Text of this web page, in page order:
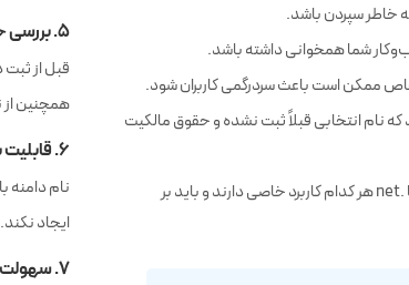
خاطر سپردن باشد.
شما همخوانی داشته باشد.
خاص ممکن است باعث سردرگمی کاربران شود.
نام انتخابی قبلاً ثبت نشده و حقوق مالکیت
پسوندهای رایج مانند .com، .ir یا .net هر کدام کاربرد خاصی دارند و باید بر
۵. بررسی حقوقی و کپی‌رایت
قبل از
همچنین
۶. قابلیت برندینگ و توسعه
نام
ایجاد
۷. سهولت تلفظ و نوشتار